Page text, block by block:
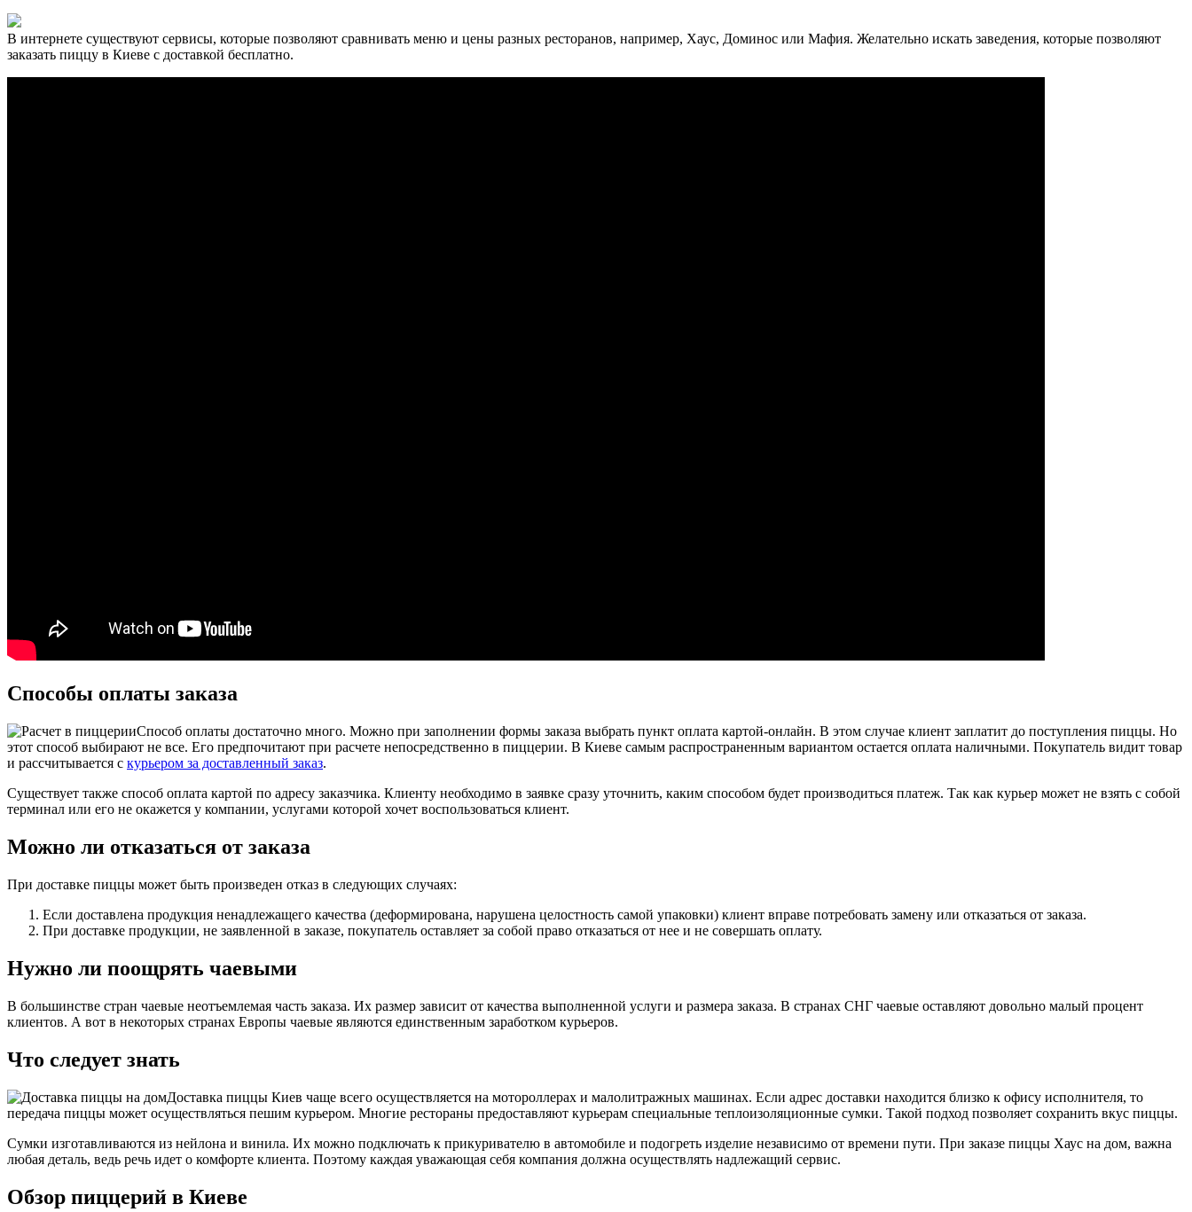
В интернете существуют сервисы, которые позволяют сравнивать меню и цены разных ресторанов, например, Хаус, Доминос или Мафия. Желательно искать заведения, которые позволяют
заказать пиццу в Киеве с доставкой бесплатно.
Способы оплаты заказа
Способ оплаты достаточно много. Можно при заполнении формы заказа выбрать пункт оплата картой-онлайн. В этом случае клиент заплатит до поступления пиццы. Но
этот способ выбирают не все. Его предпочитают при расчете непосредственно в пиццерии. В Киеве самым распространенным вариантом остается оплата наличными. Покупатель видит товар
и рассчитывается с курьером за доставленный заказ.
Существует также способ оплата картой по адресу заказчика. Клиенту необходимо в заявке сразу уточнить, каким способом будет производиться платеж. Так как курьер может не взять с собой
терминал или его не окажется у компании, услугами которой хочет воспользоваться клиент.
Можно ли отказаться от заказа
При доставке пиццы может быть произведен отказ в следующих случаях:
Если доставлена продукция ненадлежащего качества (деформирована, нарушена целостность самой упаковки) клиент вправе потребовать замену или отказаться от заказа.
При доставке продукции, не заявленной в заказе, покупатель оставляет за собой право отказаться от нее и не совершать оплату.
Нужно ли поощрять чаевыми
В большинстве стран чаевые неотъемлемая часть заказа. Их размер зависит от качества выполненной услуги и размера заказа. В странах СНГ чаевые оставляют довольно малый процент
клиентов. А вот в некоторых странах Европы чаевые являются единственным заработком курьеров.
Что следует знать
Доставка пиццы Киев чаще всего осуществляется на мотороллерах и малолитражных машинах. Если адрес доставки находится близко к офису исполнителя, то
передача пиццы может осуществляться пешим курьером. Многие рестораны предоставляют курьерам специальные теплоизоляционные сумки. Такой подход позволяет сохранить вкус пиццы.
Сумки изготавливаются из нейлона и винила. Их можно подключать к прикуривателю в автомобиле и подогреть изделие независимо от времени пути. При заказе пиццы Хаус на дом, важна
любая деталь, ведь речь идет о комфорте клиента. Поэтому каждая уважающая себя компания должна осуществлять надлежащий сервис.
Обзор пиццерий в Киеве